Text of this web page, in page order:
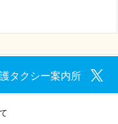
タクシー案内所